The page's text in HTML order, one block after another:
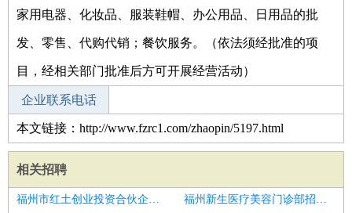
家用电器、化妆品、服装鞋帽、办公用品、日用品的批
发、零售、代购代销；餐饮服务。（依法须经批准的项
目，经相关部门批准后方可开展经营活动）
企业联系电话
本文链接：http://www.fzrc1.com/zhaopin/5197.html
相关招聘
福州市红土创业投资合伙企业(有限合伙)招聘口腔洽谈师
福州新生医疗美容门诊部招聘导医